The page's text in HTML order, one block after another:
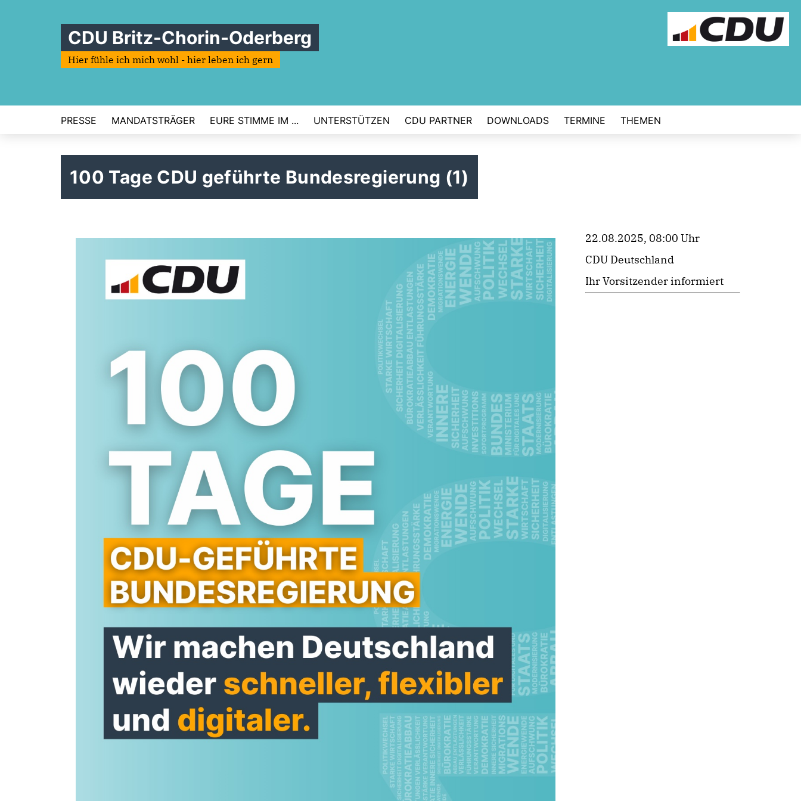
CDU Britz-Chorin-Oderberg
Hier fühle ich mich wohl - hier leben ich gern
PRESSE MANDATSTRÄGER EURE STIMME IM ... UNTERSTÜTZEN CDU PARTNER DOWNLOADS TERMINE THEMEN
100 Tage CDU geführte Bundesregierung (1)
22.08.2025, 08:00 Uhr
CDU Deutschland
Ihr Vorsitzender informiert